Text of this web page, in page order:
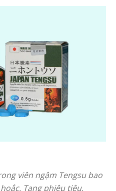
viên ngậm Tengsu bao
Tang phiêu tiêu,